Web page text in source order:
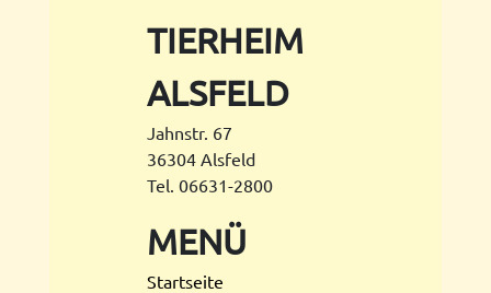
TIERHEIM
ALSFELD
Jahnstr. 67
36304 Alsfeld
Tel. 06631-2800
MENÜ
Startseite